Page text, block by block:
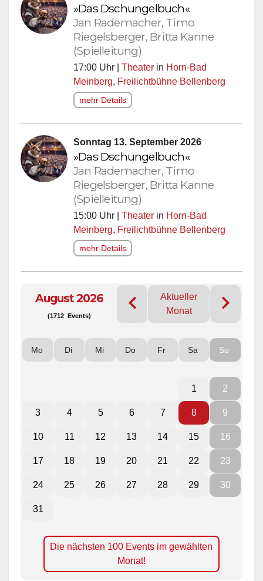
»Das Dschungelbuch«
Jan Rademacher, Timo
Riegelsberger, Britta Kanne
(Spielleitung)
17:00 Uhr | Theater in Horn-Bad
Meinberg, Freilichtbühne Bellenberg
mehr Details
Sonntag 13. September 2026
»Das Dschungelbuch«
Jan Rademacher, Timo
Riegelsberger, Britta Kanne
(Spielleitung)
15:00 Uhr | Theater in Horn-Bad
Meinberg, Freilichtbühne Bellenberg
mehr Details
August 2026
(1712 Events)
Aktueller
Monat
Mo Di Mi Do Fr Sa So
1 2
3 4 5 6 7 8 9
10 11 12 13 14 15 16
17 18 19 20 21 22 23
24 25 26 27 28 29 30
31
Die nächsten 100 Events im gewählten
Monat!